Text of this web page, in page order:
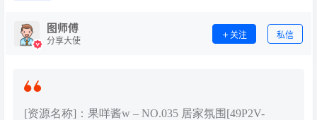
图师傅
分享大使
关注 私信
[资源名称]：果咩酱w – NO.035 居家氛围[49P2V-